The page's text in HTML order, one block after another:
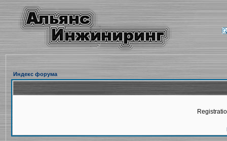
Индекс форума